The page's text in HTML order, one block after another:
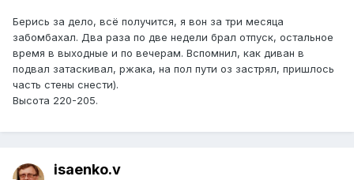
Берись за дело, всё получится, я вон за три месяца
забомбахал. Два раза по две недели брал отпуск, остальное
время в выходные и по вечерам. Вспомнил, как диван в
подвал затаскивал, ржака, на пол пути оз застрял, пришлось
часть стены снести).
Высота 220-205.
isaenko.v